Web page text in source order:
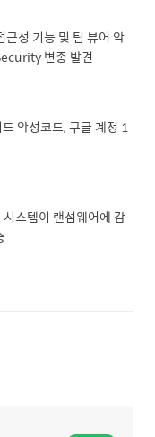
성 기능 및 팀 뷰어 악
변종 발견
악성코드, 구글 계정 1
스템이 랜섬웨어에 감